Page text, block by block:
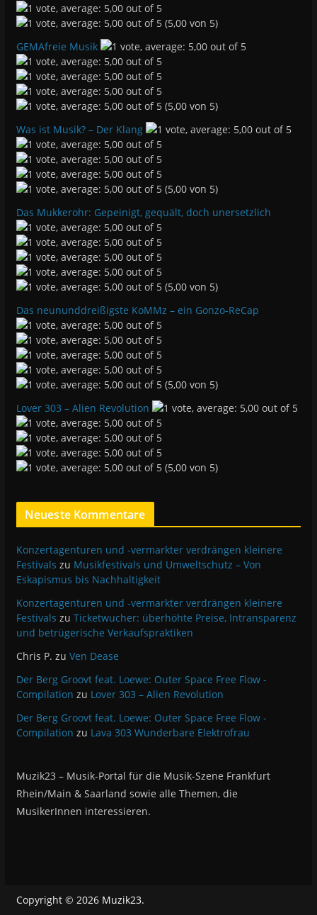
(5,00 von 5)
GEMAfreie Musik
(5,00 von 5)
Was ist Musik? – Der Klang
(5,00 von 5)
Das Mukkerohr: Gepeinigt, gequält, doch unersetzlich
(5,00 von 5)
Das neununddreißigste KoMMz – ein Gonzo-ReCap
(5,00 von 5)
Lover 303 – Alien Revolution
(5,00 von 5)
Neueste Kommentare
Konzertagenturen und -vermarkter verdrängen kleinere
Festivals zu Musikfestivals und Umweltschutz – Von
Eskapismus bis Nachhaltigkeit
Konzertagenturen und -vermarkter verdrängen kleinere
Festivals zu Ticketwucher: überhöhte Preise, Intransparenz
und betrügerische Verkaufspraktiken
Chris P. zu Ven Dease
Der Berg Groovt feat. Loewe: Outer Space Free Flow -
Compilation zu Lover 303 – Alien Revolution
Der Berg Groovt feat. Loewe: Outer Space Free Flow -
Compilation zu Lava 303 Wunderbare Elektrofrau
Muzik23 – Musik-Portal für die Musik-Szene Frankfurt
Rhein/Main & Saarland sowie alle Themen, die
MusikerInnen interessieren.
Copyright © 2026 Muzik23.